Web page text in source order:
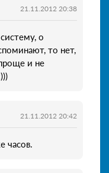
21.11.2012 20:38
о
то нет,
и не
21.11.2012 20:42
часов.